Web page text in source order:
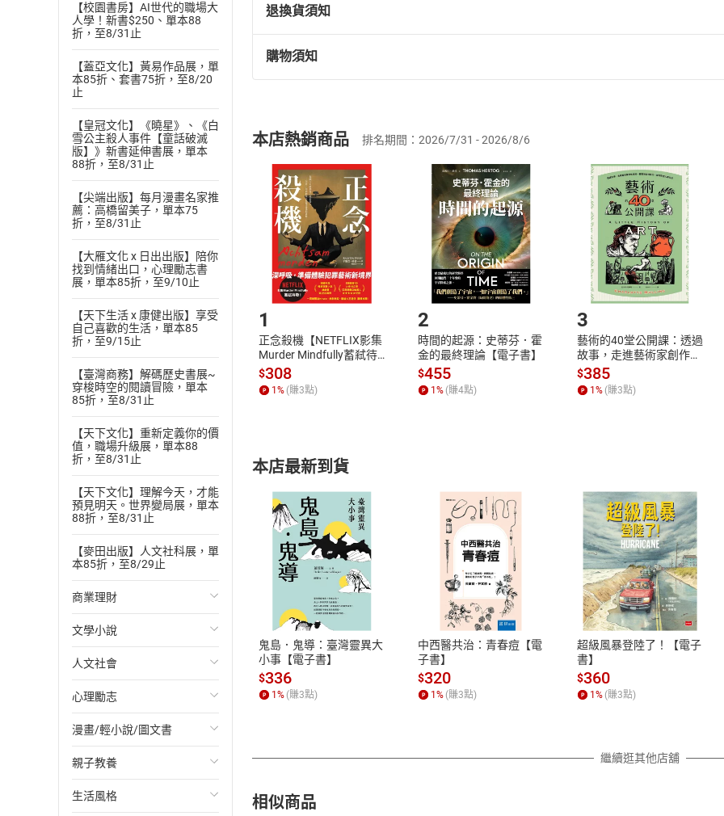
【校園書房】AI世代的職場大
人學！新書$250、單本88
折，至8/31止
【蓋亞文化】黃易作品展，單
本85折、套書75折，至8/20
止
【皇冠文化】《曉星》、《白
雪公主殺人事件【童話破滅
版】》新書延伸書展，單本
88折，至8/31止
【尖端出版】每月漫畫名家推
薦：高橋留美子，單本75
折，至8/31止
【大雁文化 x 日出出版】陪你
找到情緒出口，心理勵志書
展，單本85折，至9/10止
【天下生活 x 康健出版】享受
自己喜歡的生活，單本85
折，至9/15止
【臺灣商務】解碼歷史書展~
穿梭時空的閱讀冒險，單本
85折，至8/31止
【天下文化】重新定義你的價
值，職場升級展，單本88
折，至8/31止
【天下文化】理解今天，才能
預見明天。世界變局展，單本
88折，至8/31止
【麥田出版】人文社科展，單
本85折，至8/29止
商業理財
投資理財
經濟/趨勢
財務/金融
管理/領導
職場工作術
成功法
文學小說
歐美文學
日本文學
韓國文學
華文文學
經典文學
人文社會
國際關係
政治
社會科學
台灣/中國歷史
心理勵志
心靈成長/情緒
人際關係
兩性關係
漫畫/輕小說/圖文書
輕小說
奇幻/科幻
親子教養
教育現場
生活風格
退換貨須知
退換貨規定：
(一)依消費者保護法第19條第1項後段暨通訊交易解除權合理例外情事適用
(二)消費者訂購本店鋪之商品即代表知悉本店鋪所銷售之商品為電子書，
且已下載/存取電子書，不得請求退貨退款。
退貨方式：您欲取消訂單或辦理退貨時，請登入樂天市場，並於「我的訂單
貨」，本店鋪將依您的申請進行審核，待審核通過後將為您辦理退款事宜。
請注意，樂天市場須以整筆訂單為單位進行取消/退貨，恕無法以單支商品取
購物須知
挑選商品
Choose
放入購物車
Shopping cart
登入帳號
Login
購書後，如何開始使用？
Step1.選擇閱讀載具 Step2.登入
付款方式
ATM轉帳、信用卡、LINE PAY、AFTEE
退換貨規範
本店是否提供消費者保護法七日猶
之權利，遽消費者保護法及通訊交
除權合理例外情事適用準則，依商
質各有不同規定。詳細退換貨說明
照各商品說明。
本店熱銷商品 排名期間：2026/7/31 - 2026/8/6
1
正念殺機【NETFLIX影集
Murder Mindfully蓄弒待
發】【電子書】
$308
1 % (賺3點)
2
時間的起源：史蒂芬．霍
金的最終理論【電子書】
$455
1 % (賺4點)
3
藝術的40堂公開課：透過
故事，走進藝術家創作現
場，看藝術如何誕生、如
何形塑人類生活【電子
書】
$385
1 % (賺3點)
本店最新到貨
鬼島．鬼導：臺灣靈異大
小事【電子書】
$336
1 % (賺3點)
中西醫共治：青春痘【電
子書】
$320
1 % (賺3點)
超級風暴登陸了！【電子
書】
$360
1 % (賺3點)
繼續逛其他店舖
相似商品